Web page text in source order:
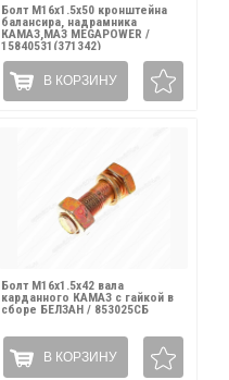
Болт М16х1.5х50 кронштейна
балансира, надрамника
КАМАЗ,МАЗ MEGAPOWER /
15840531(371342)
В КОРЗИНУ
Болт М16х1.5х42 вала
карданного КАМАЗ с гайкой в
сборе БЕЛЗАН / 853025СБ
В КОРЗИНУ